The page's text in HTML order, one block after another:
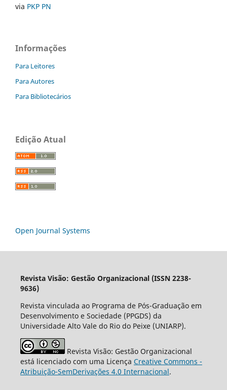
via PKP PN
Informações
Para Leitores
Para Autores
Para Bibliotecários
Edição Atual
Open Journal Systems
Revista Visão: Gestão Organizacional (ISSN 2238-
9636)
Revista vinculada ao Programa de Pós-Graduação em
Desenvolvimento e Sociedade (PPGDS) da
Universidade Alto Vale do Rio do Peixe (UNIARP).
Revista Visão: Gestão Organizacional
está licenciado com uma Licença Creative Commons -
Atribuição-SemDerivações 4.0 Internacional.